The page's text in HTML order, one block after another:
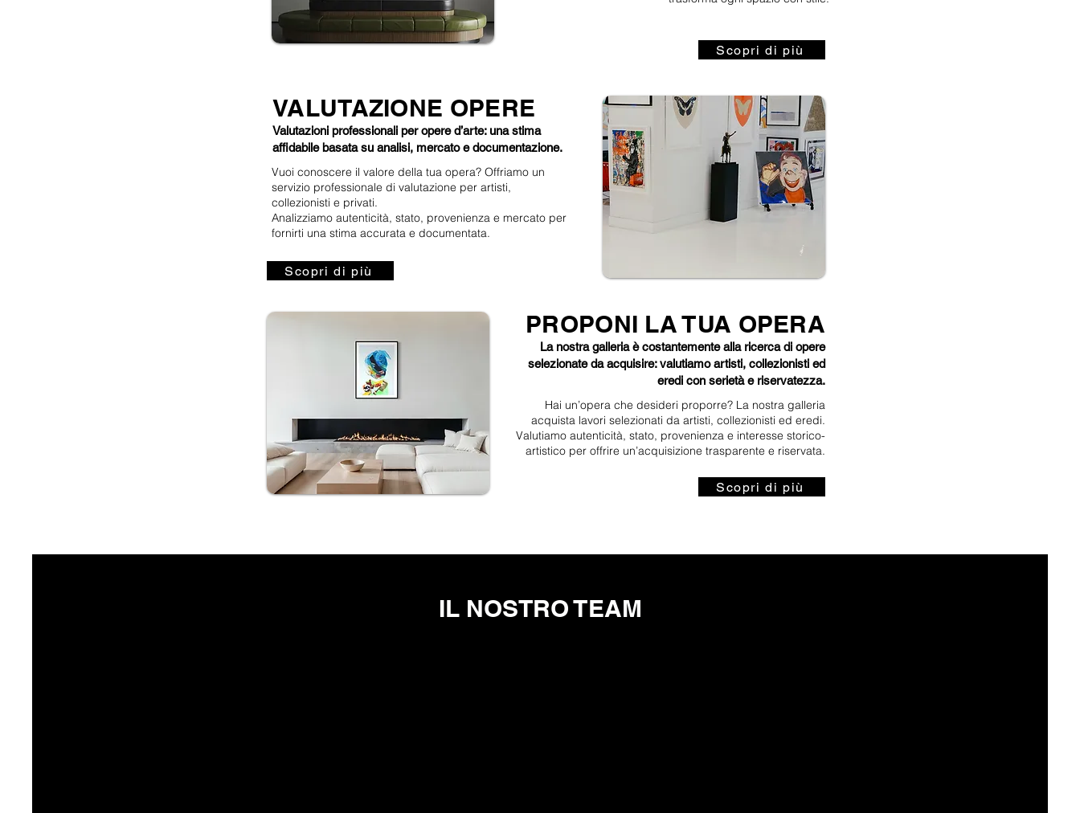
Scopri di più
VALUTAZIONE OPERE
Valutazioni professionali per opere d’arte: una stima
affidabile basata su analisi, mercato e documentazione.
Vuoi conoscere il valore della tua opera? Offriamo un
servizio professionale di valutazione per artisti,
collezionisti e privati.
Analizziamo autenticità, stato, provenienza e mercato per
fornirti una stima accurata e documentata.
Scopri di più
PROPONI LA TUA OPERA
La nostra galleria è costantemente alla ricerca di opere
selezionate da acquisire: valutiamo artisti, collezionisti ed
eredi con serietà e riservatezza.
Hai un’opera che desideri proporre? La nostra galleria
acquista lavori selezionati da artisti, collezionisti ed eredi.
Valutiamo autenticità, stato, provenienza e interesse storico-
artistico per offrire un’acquisizione trasparente e riservata.
Scopri di più
IL NOSTRO TEAM